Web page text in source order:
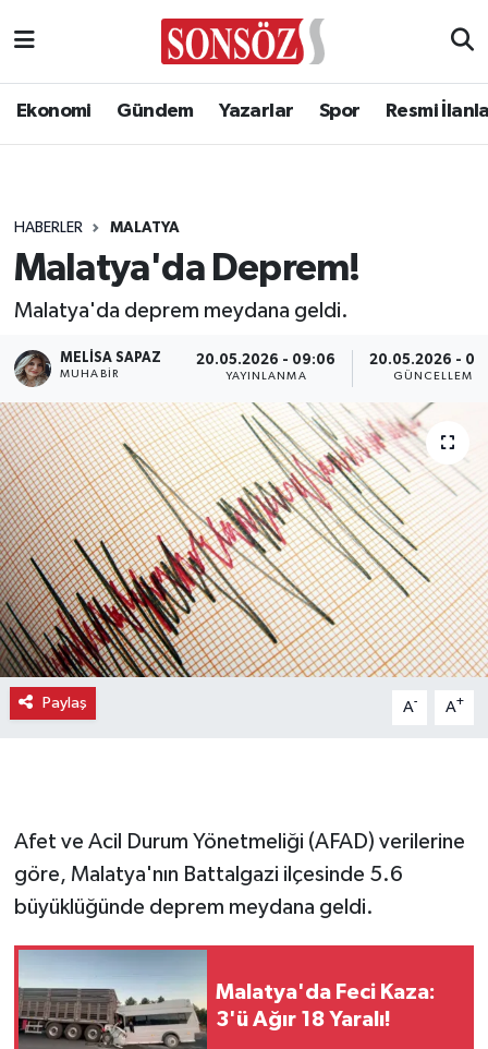
Ekonomi Gündem Yazarlar Spor Resmi
HABERLER MALATYA
Malatya'da Deprem!
Malatya'da deprem meydana geldi.
MELISA SAPAZ
MUHABIR
20.05.2026 - 09:06
YAYINLANMA
20.05.2026 -
GÜNCELLEME
Paylaş A- A+
Afet ve Acil Durum Yönetmeliği (AFAD) verilerine
göre, Malatya'nın Battalgazi ilçesinde 5.6
büyüklüğünde deprem meydana geldi.
Malatya'da Feci Kaza:
3'ü Ağır 18 Yaralı!